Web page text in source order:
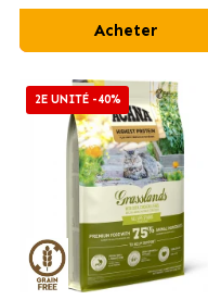
Acheter
2E UNITÉ -40%